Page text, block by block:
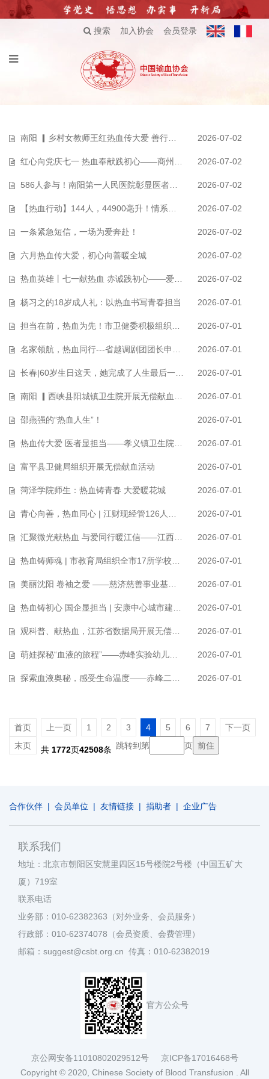
搜索 加入协会 会员登录
南阳 ▎乡村女教师王红热血传大爱 善行暖人间 2026-07-02
红心向党庆七一 热血奉献践初心——商州区城管系统联合市中心血站开展庆“… 2026-07-02
586人参与！南阳第一人民医院彰显医者担当 2026-07-02
【热血行动】144人，44900毫升！情系贺家坪 热血传大爱 2026-07-02
一条紧急短信，一场为爱奔赴！ 2026-07-02
六月热血传大爱，初心向善暖全城 2026-07-02
热血英雄丨七一献热血 赤诚践初心——爱心人士张建军16次献血累计6400毫升致… 2026-07-02
杨习之的18岁成人礼：以热血书写青春担当 2026-07-01
担当在前，热血为先！市卫健委积极组织开展无偿献血活动 2026-07-01
名家领航，热血同行---省越调剧团团长申小梅受聘为“河南省无偿献血公益形象… 2026-07-01
长春|60岁生日这天，她完成了人生最后一次献血！ 2026-07-01
南阳 ▎西峡县阳城镇卫生院开展无偿献血公益活动 2026-07-01
邵燕强的“热血人生”！ 2026-07-01
热血传大爱 医者显担当——孝义镇卫生院开展无偿献血活动 2026-07-01
富平县卫健局组织开展无偿献血活动 2026-07-01
菏泽学院师生：热血铸青春 大爱暖花城 2026-07-01
青心向善，热血同心 | 江财现经管126人成功捐献28100毫升热血 2026-07-01
汇聚微光献热血 与爱同行暖江信——江西信息应用职业技术学院组织开展无偿… 2026-07-01
热血铸师魂 | 市教育局组织全市17所学校61名教育工作者用“一臂之力”点亮生… 2026-07-01
美丽沈阳 卷袖之爱 ——慈济慈善事业基金会开展无偿献血宣传活动 2026-07-01
热血铸初心 国企显担当 | 安康中心城市建设投资开发有限公司开展无偿献血活… 2026-07-01
观科普、献热血，江苏省数据局开展无偿献血活动 2026-07-01
萌娃探秘“血液的旅程”——赤峰实验幼儿园200名师生走进血站 2026-07-01
探索血液奥秘，感受生命温度——赤峰二中国际实验中学走进中心血站 2026-07-01
首页 上一页 1 2 3 4 5 6 7
下一页
末页
共 1772页42508条 跳转到第 页
合作伙伴 | 会员单位 | 友情链接 | 捐助者 | 企业广告
联系我们
地址：北京市朝阳区安慧里四区15号楼院2号楼（中国五矿大
厦）719室
联系电话
业务部：010-62382363（对外业务、会员服务）
行政部：010-62374078（会员资质、会费管理）
邮箱：suggest@csbt.org.cn 传真：010-62382019
官方公众号
京公网安备11010802029512号 京ICP备17016468号
Copyright © 2020, Chinese Society of Blood Transfusion . All